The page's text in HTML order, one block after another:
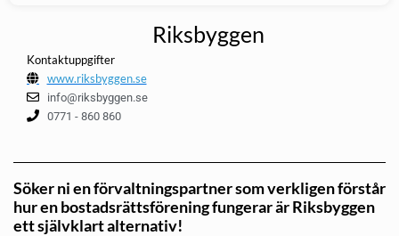
Riksbyggen
Kontaktuppgifter
www.riksbyggen.se
info@riksbyggen.se
0771 - 860 860
Söker ni en förvaltningspartner som verkligen förstår
hur en bostadsrättsförening fungerar är Riksbyggen
ett självklart alternativ!